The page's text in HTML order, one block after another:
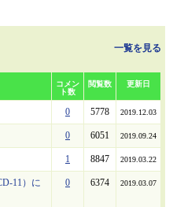
一覧を見る
コメン
ト数
閲覧数 更新日
0 5778 2019.12.03
0 6051 2019.09.24
1 8847 2019.03.22
11）に
0 6374 2019.03.07